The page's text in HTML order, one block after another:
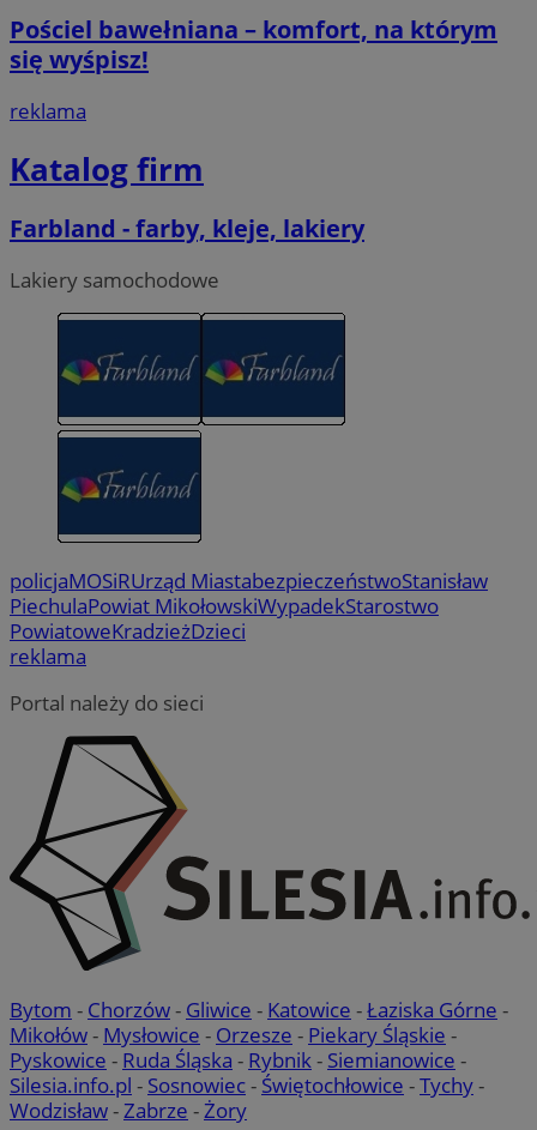
Pościel bawełniana – komfort, na którym
się wyśpisz!
reklama
Katalog firm
Farbland - farby, kleje, lakiery
Lakiery samochodowe
policjaMOSiRUrząd MiastabezpieczeństwoStanisław
PiechulaPowiat MikołowskiWypadekStarostwo
PowiatoweKradzieżDzieci
reklama
Portal należy do sieci
Bytom - Chorzów- Gliwice - Katowice -Łaziska Górne -
Mikołów- Mysłowice - Orzesze - Piekary Śląskie -
Pyskowice - Ruda Śląska - Rybnik- Siemianowice -
Silesia.info.pl - Sosnowiec- Świętochłowice -Tychy-
Wodzisław-Zabrze -Żory